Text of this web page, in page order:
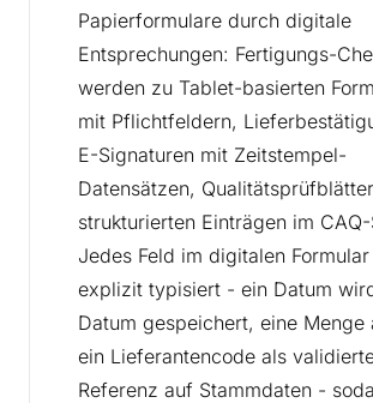
Papierformulare durch digitale
Entsprechungen: Fertigungs-
werden zu Tablet-basierten
mit Pflichtfeldern,
E-Signaturen mit Zeitstempel-
Datensätzen,
strukturierten Einträgen im
Jedes Feld im digitalen
explizit typisiert - ein Datum
Datum gespeichert, eine Menge
ein Lieferantencode als
Referenz auf Stammdaten -